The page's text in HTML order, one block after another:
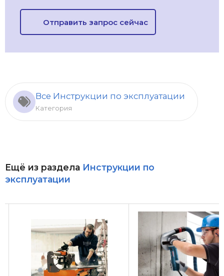
Отправить запрос сейчас
Все Инструкции по эксплуатации
Категория
Ещё из раздела Инструкции по
эксплуатации